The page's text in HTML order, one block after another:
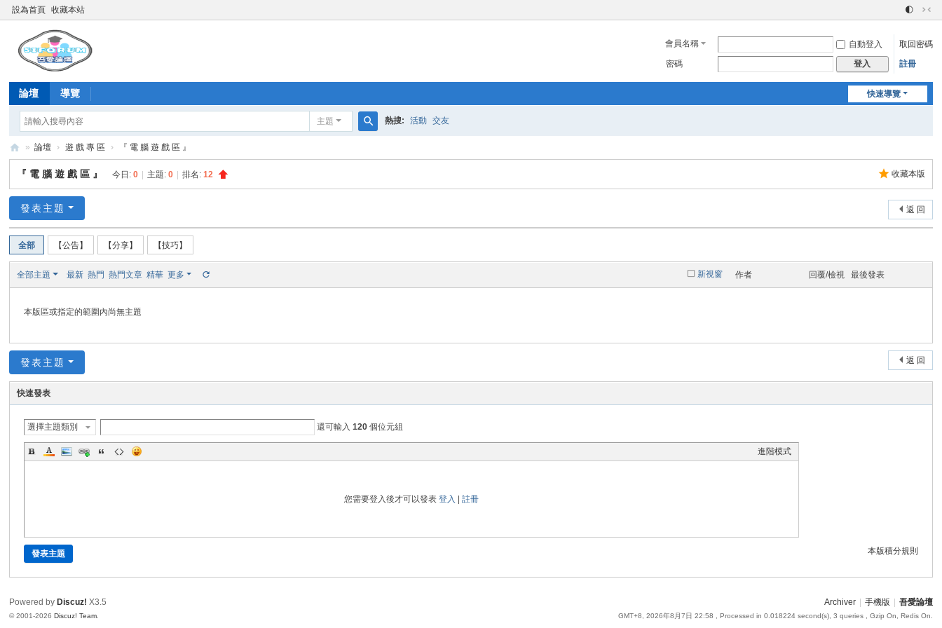
設為首頁 收藏本站 🌓
切
到
會員名稱 自動登入
取回密碼
密碼
登入 註冊
快速導覽
論壇 導覽
主題
尋
熱搜: 活動 交友
愛
論
壇
» 論壇 › 遊 戲 專 區 › 『 電 腦 遊 戲 區 』
收藏本版
『 電 腦 遊 戲 區 』 今日:0 主題:0 排名:12
返 回
發表主題
全部 【公告】 【分享】 【技巧】
新視窗
全部主題 最新 熱門 熱門文章 精華 更多 作者 回覆/檢視 最後發表
本版區或指定的範圍內尚無主題
返 回
發表主題
快速發表
選擇主題類別 還可輸入120 個位元組
進階模式
您需要登入後才可以發表 登入 註冊
本版積分規則
發表主題
Archiver 手機版 吾愛論壇
GMT+8, 2026年8月7日 22:58 , Processed in 0.018224 second(s), 3 queries , Gzip On, Redis On.
Powered by Discuz! X3.5
© 2001-2026Discuz! Team